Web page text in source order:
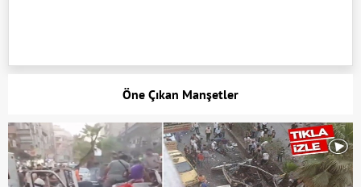
Öne Çıkan Manşetler